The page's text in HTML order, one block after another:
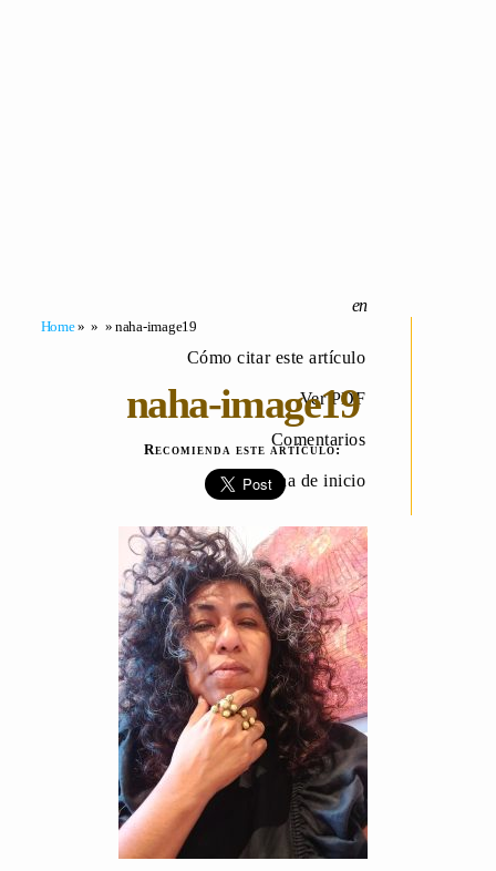
Cómo citar este artículo
Ver PDF
Comentarios
Página de inicio
Home» » » naha-image19
naha-image19
Recomienda este artículo: